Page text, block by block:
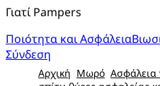
Γιατί Pampers
Ποιότητα και Ασφάλεια
Σύνδεση
Αρχική Μωρό Ασφάλεια